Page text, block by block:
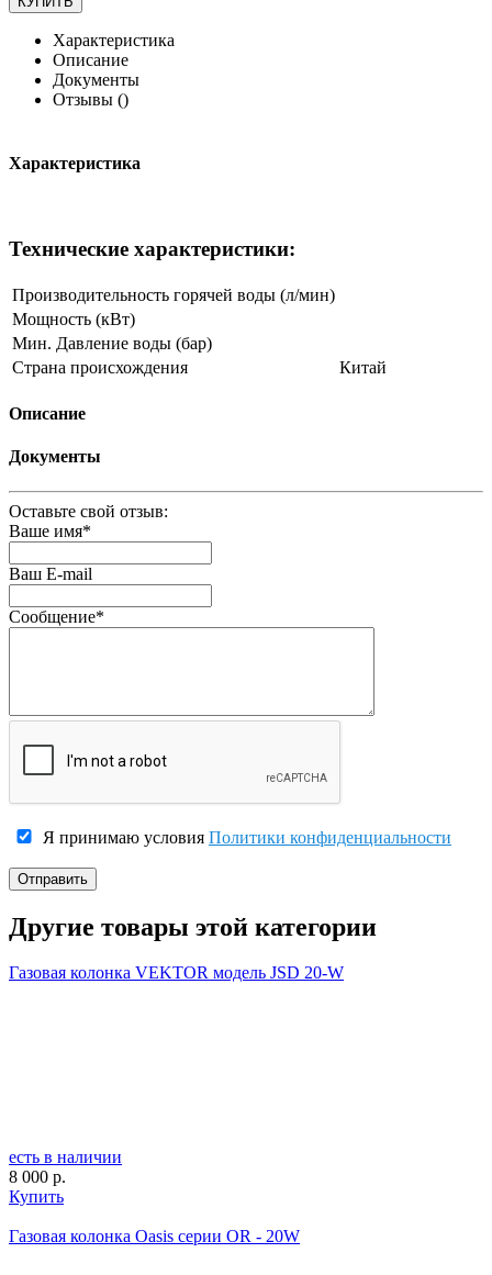
Характеристика
Описание
Документы
Отзывы ()
Характеристика
Технические характеристики:
Производительность горячей воды (л/мин)
Мощность (кВт)
Мин. Давление воды (бар)
Страна происхождения
Китай
Описание
Документы
Оставьте свой отзыв:
Ваше имя*
Ваш E-mail
Сообщение*
Я принимаю условия Политики конфиденциальности
Другие товары этой категории
Газовая колонка VEKTOR модель JSD 20-W
есть в наличии
8 000 р.
Купить
Газовая колонка Oasis серии OR - 20W